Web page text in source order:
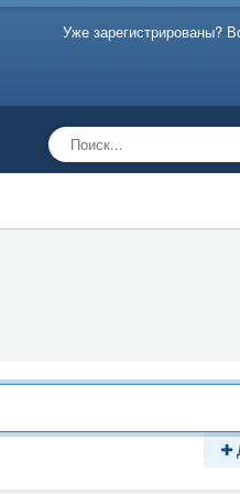
Уже зарегистрированы?